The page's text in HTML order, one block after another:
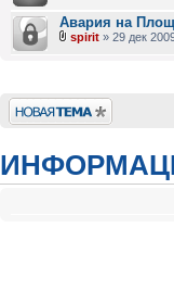
Авария на
spirit » 29 дек
Новая тема
Сейчас этот форум